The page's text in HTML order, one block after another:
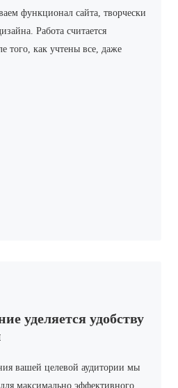
функционал сайта, творчески
Работа считается
того, как учтены все, даже
уделяется удобству
вашей целевой аудитории мы
максимально эффективного